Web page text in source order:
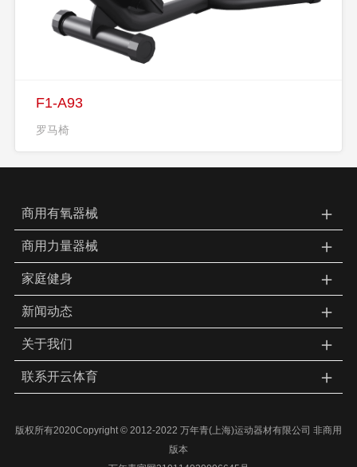
F1-A93
罗马椅
商用有氧器械 ＋
商用力量器械 ＋
家庭健身 ＋
新闻动态 ＋
关于我们 ＋
联系开云体育 ＋
版权所有2020Copyright © 2012-2022 万年青(上海)运动器材有限公司 非商用
版本